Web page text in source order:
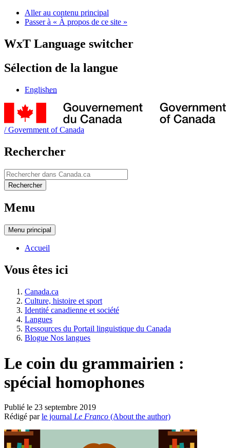
Aller au contenu principal
Passer à « À propos de ce site »
WxT Language switcher
Sélection de la langue
Englishen
/Government of Canada
Rechercher
Rechercher
Rechercher
Menu
Menu principal
Accueil
Vous êtes ici
Canada.ca
Culture, histoire et sport
Identité canadienne et société
Langues
Ressources du Portail linguistique du Canada
Blogue Nos langues
Le coin du grammairien :
spécial homophones
Publié le 23 septembre 2019
Rédigé parle journal Le Franco (About the author)